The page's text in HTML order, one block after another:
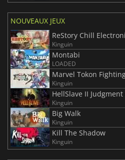
NOUVEAUX JEUX
ReStory Chill
Kinguin
Montabi
LOADED
Marvel Tokon
Kinguin
HellSlave II
Kinguin
Big Walk
Kinguin
Kill The Shadow
Kinguin